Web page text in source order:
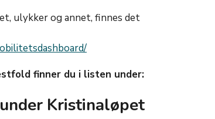
ulykker og annet, finnes det
finner du i listen under:
Kristinaløpet